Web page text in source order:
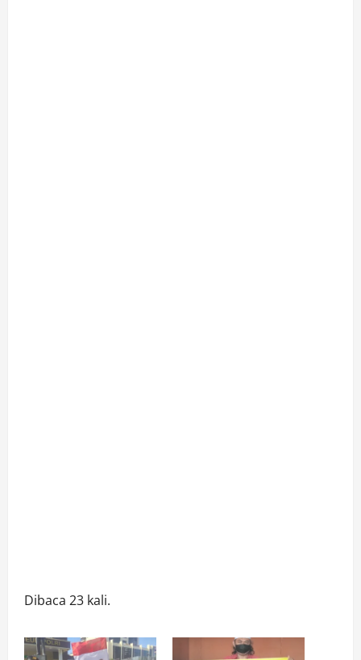
Dibaca 23 kali.